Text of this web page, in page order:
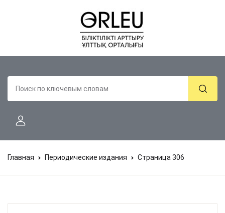
Главная Периодические издания Страница 306